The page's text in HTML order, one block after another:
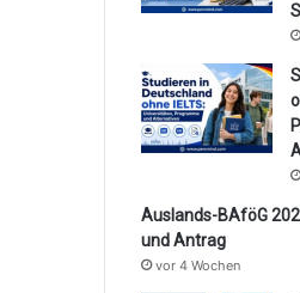
Auslands-BAföG
und Antrag
vor 4 Wochen